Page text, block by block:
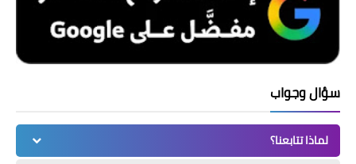
سؤال وجواب
لماذا تتابعنا؟